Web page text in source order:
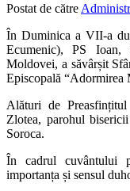
Postat de către
În Duminica a VII-a
Ecumenic), PS Ioan,
Moldovei, a săvârșit
Episcopală “Adormirea
Alături de
Zlotea, parohul
Soroca.
În cadrul cuvântului
importanța și sensul